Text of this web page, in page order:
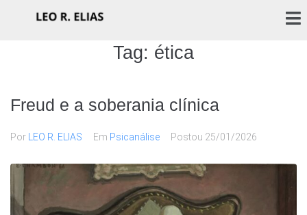
Tag: ética
Freud e a soberania clínica
Por LEO R. ELIAS Em Psicanálise Postou 25/01/2026